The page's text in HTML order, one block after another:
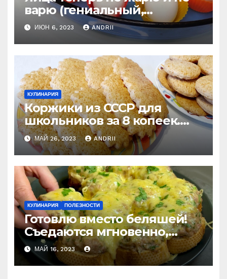
варю (гениальный,
старинный рецепт) вкуснее
яиц я еще не ела
ИЮН 6, 2023 ANDRII
КУЛИНАРИЯ
Коржики из СССР для
школьников за 8 копеек.
Рецепт моего счастливого
детства
МАЙ 26, 2023 ANDRII
КУЛИНАРИЯ ПОЛЕЗНОСТИ
Готовлю вместо беляшей!
Съедаются мгновенно,
даже остыть не успеют!
МАЙ 16, 2023